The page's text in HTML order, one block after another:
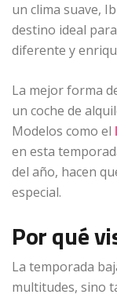
un clima suave,
destino ideal
diferente y
La mejor forma
un coche de
Modelos como el
en esta
del año, hacen
especial.
Por qué
La temporada
multitudes, sino